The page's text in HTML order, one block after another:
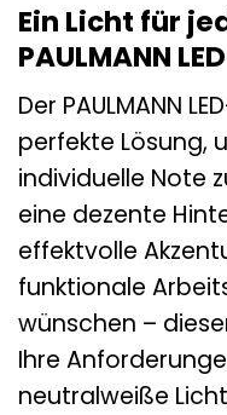
Ein Licht für
PAULMANN
Der PAULMANN
perfekte Lösung,
individuelle Note
eine dezente
effektvolle
funktionale
wünschen –
Ihre
neutralweiße